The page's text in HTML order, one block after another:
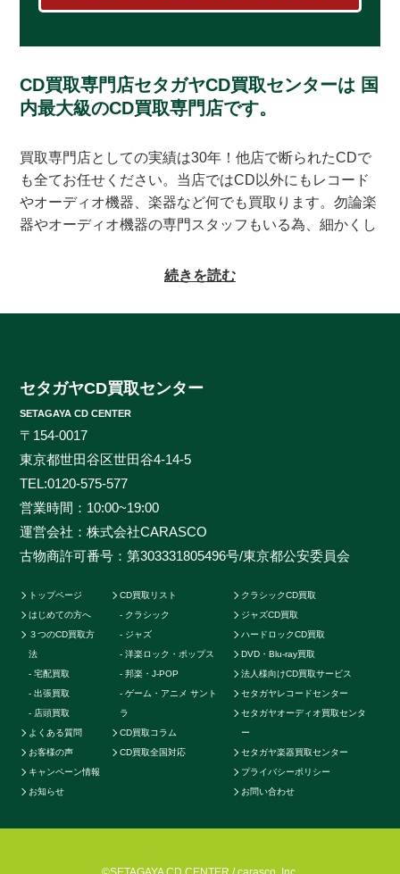
CD買取専門店セタガヤCD買取センターは 国
内最大級のCD買取専門店です。
買取専門店としての実績は30年！他店で断られたCDで
も全てお任せください。当店ではCD以外にもレコード
やオーディオ機器、楽器など何でも買取ります。勿論楽
器やオーディオ機器の専門スタッフもいる為、細かくし
買取専門店もある為、古いレコードの処分に困っている
ジャンルなんでも大丈夫！ロック、ジャズ、ソウル、歌
も知らないマイナータイトルまで何でもお売りくださ
めに、各ジャンルに精通したベテランのスタッフが一つ
一つ丁寧に査定を行わせて頂きます。過去の莫大な買取
データに加えて世界中の最新相場チャートを照らし合わ
せ、ただ買い取るだけのサービスとは一線を画する「的
確な」査定はどこにも真似出来ません。ご自宅で聴かな
古相場は日々変動しています。それは国内だけではなく
世界基準の価格相場でも同じです。当店では国内のネッ
トワークだけでなく、アメリカやカナダ、イギリスなど
の海外ネットワークも強く、日本では人気のないCDで
も高く買取ることが可能です。業界トップの高価買取を
実現することができます。例えばクラシックのCDでも
高音質盤か通常盤で全く値段が変わってきたり、ロック
やポップス系CDで帯の形状や製造年によって何十倍に
様々です。他店より1円でも高く買い取らせて頂く為に
続きを読む
セタガヤCD買取センター
SETAGAYA CD CENTER
〒154-0017
東京都世田谷区世田谷4-14-5
TEL:0120-575-577
営業時間：10:00~19:00
運営会社：株式会社CARASCO
古物商許可番号：第303331805496号/東京都公安委員会
トップページ
はじめての方へ
３つのCD買取方
法
宅配買取
出張買取
店頭買取
よくある質問
お客様の声
キャンペーン情報
お知らせ
CD買取リスト
クラシック
ジャズ
洋楽ロック・ポップス
邦楽・J-POP
ゲーム・アニメ サント
ラ
CD買取コラム
CD買取全国対応
クラシックCD買取
ジャズCD買取
ハードロックCD買取
DVD・Blu-ray買取
法人様向けCD買取サービス
セタガヤレコードセンター
セタガヤオーディオ買取センタ
ー
セタガヤ楽器買取センター
プライバシーポリシー
お問い合わせ